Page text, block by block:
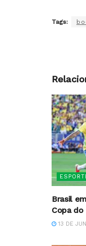
Tags:
Brasil
Copa do
13 DE